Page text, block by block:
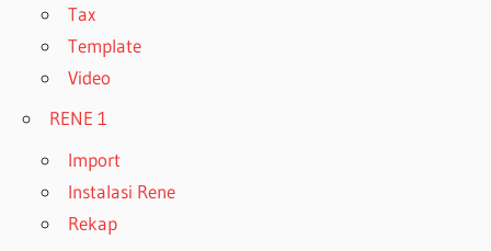
Tax
Template
Video
RENE 1
Import
Instalasi Rene
Rekap